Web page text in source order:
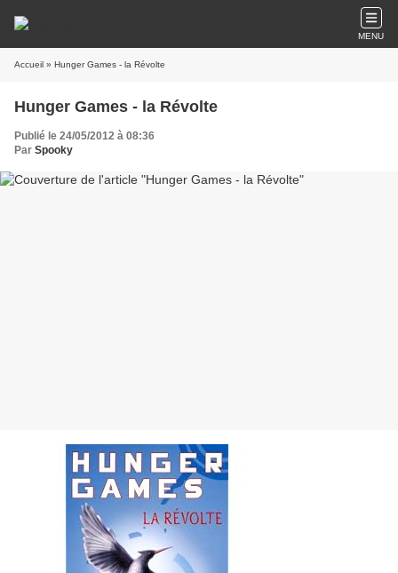
MENU
Accueil » Hunger Games - la Révolte
Hunger Games - la Révolte
Publié le 24/05/2012 à 08:36
Par Spooky